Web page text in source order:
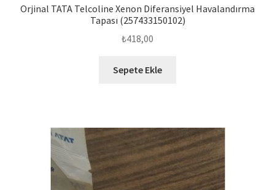
Orjinal TATA Telcoline Xenon Diferansiyel Havalandırma
Tapası (257433150102)
₺418,00
Sepete Ekle